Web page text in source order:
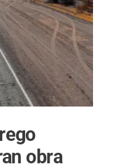
obra